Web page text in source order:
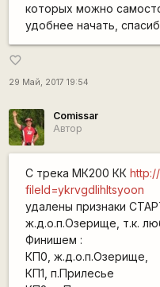
которых можно
удобнее начать,
favorite_border
29 Май, 2017 19:54
Comissar
Автор
С трека МК200 КК
fileId=ykrvgdlihltsyoon
удалены признаки
ж.д.о.п.Озерище, т.к.
Финишем :
КП0, ж.д.о.п.Озерище,
КП1, п.Прилесье